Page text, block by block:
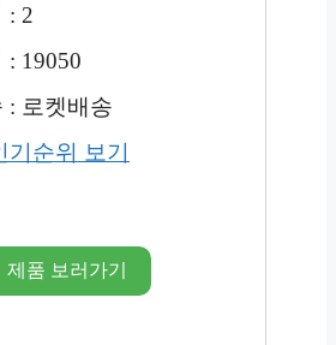
: 2
: 19050
: 로켓배송
순위 보기
제품 보러가기